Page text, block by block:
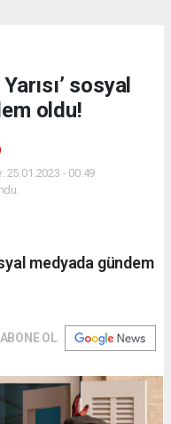
sosyal
oldu!
25.01.2023 - 00:49
medyada gündem
ABONE OL